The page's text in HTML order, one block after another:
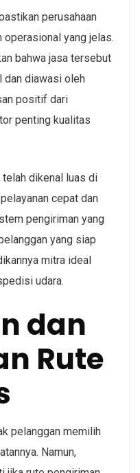
perusahaan
yang jelas.
bahwa jasa tersebut
diawasi oleh
positif dari
penting kualitas
telah dikenal luas di
cepat dan
pengiriman yang
yang siap
mitra ideal
udara.
dan
Rute
pelanggan memilih
Namun,